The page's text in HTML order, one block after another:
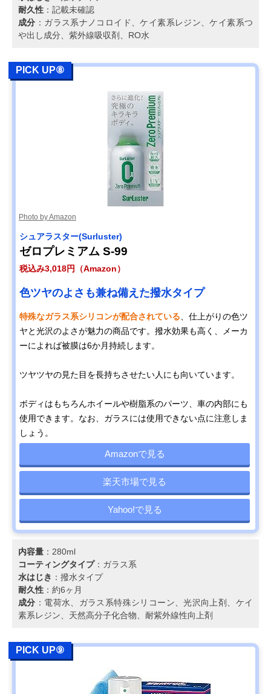
耐久性 ：記載未確認
成分 ：ガラス系ナノコロイド、ケイ素系レジン、ケイ素系つ
や出し成分、紫外線吸収剤、RO水
PICK UP⑧
Photo by Amazon
シュアラスター(Surluster)
ゼロプレミアム S-99
税込み3,018円（Amazon）
色ツヤのよさも兼ね備えた撥水タイプ
特殊なガラス系シリコンが配合されている 、仕上がりの色ツ
ヤと光沢のよさが魅力の商品です。撥水効果も高く、メーカ
ーによれば被膜は6か月持続します。
ツヤツヤの見た目を長持ちさせたい人にも向いています。
ボディはもちろんホイールや樹脂系のパーツ、車の内部にも
使用できます。なお、ガラスには使用できない点に注意しま
しょう。
Amazonで見る
楽天市場で見る
Yahoo!で見る
内容量 ：280ml
コーティングタイプ：ガラス系
水はじき ：撥水タイプ
耐久性 ：約6ヶ月
成分 ：電荷水、ガラス系特殊シリコーン、光沢向上剤、ケイ
素系レジン、天然高分子化合物、耐紫外線性向上剤
PICK UP⑨